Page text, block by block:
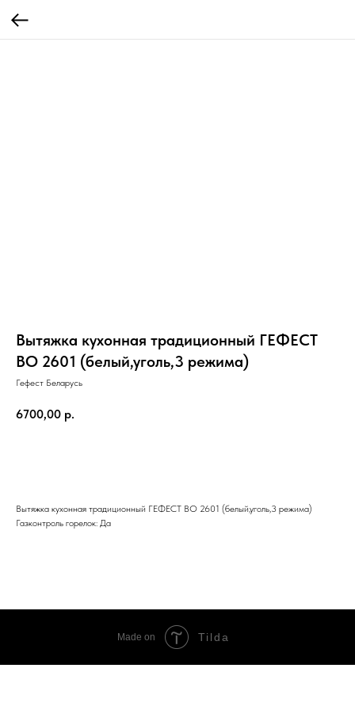
Вытяжка кухонная традиционный ГЕФЕСТ
ВО 2601 (белый,уголь,3 режима)
Гефест Беларусь
6700,00 р.
Вытяжка кухонная традиционный ГЕФЕСТ ВО 2601 (белый,уголь,3 режима)
Газконтроль горелок: Да
Made on Tilda